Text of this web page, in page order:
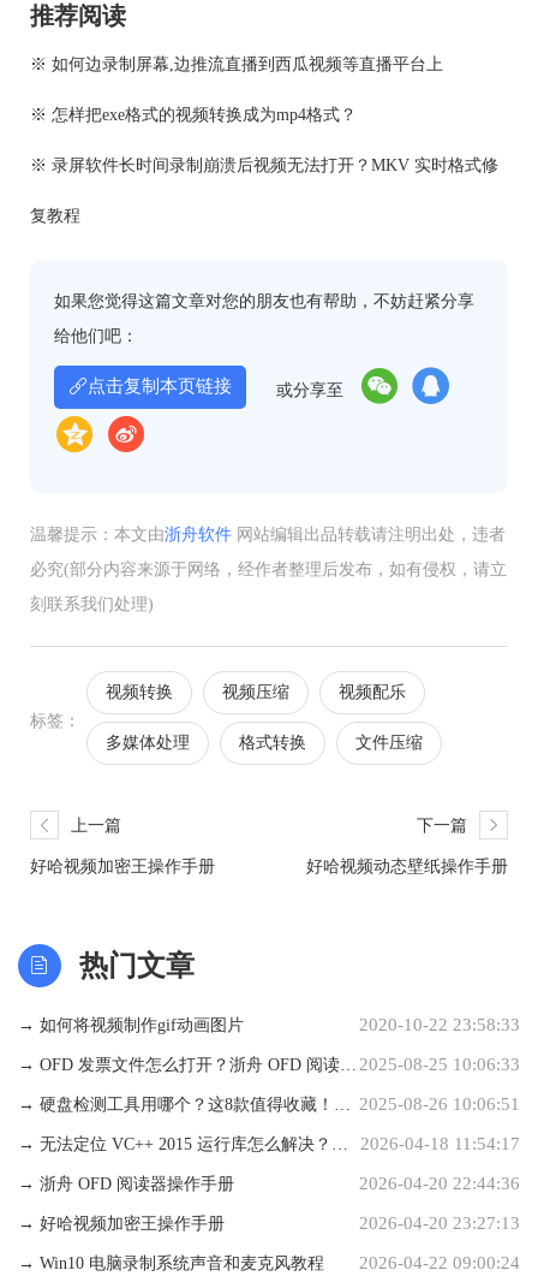
推荐阅读
※ 如何边录制屏幕,边推流直播到西瓜视频等直播平台上
※ 怎样把exe格式的视频转换成为mp4格式？
※ 录屏软件长时间录制崩溃后视频无法打开？MKV 实时格式修
复教程
如果您觉得这篇文章对您的朋友也有帮助，不妨赶紧分享
给他们吧：
点击复制本页链接 或分享至
温馨提示：本文由浙舟软件 网站编辑出品转载请注明出处，违者
必究(部分内容来源于网络，经作者整理后发布，如有侵权，请立
刻联系我们处理)
标签：
视频转换 视频压缩 视频配乐
多媒体处理 格式转换 文件压缩
上一篇
好哈视频加密王操作手册
下一篇
好哈视频动态壁纸操作手册
热门文章
→ 如何将视频制作gif动画图片 2020-10-22 23:58:33
→ OFD 发票文件怎么打开？浙舟 OFD 阅读器
轻松搞定教程
2025-08-25 10:06:33
→ 硬盘检测工具用哪个？这8款值得收藏！告
别数据焦虑，给你的硬盘做个
2025-08-26 10:06:51
→ 无法定位 VC++ 2015 运行库怎么解决？手
动修复步骤详解
2026-04-18 11:54:17
→ 浙舟 OFD 阅读器操作手册 2026-04-20 22:44:36
→ 好哈视频加密王操作手册 2026-04-20 23:27:13
→ Win10 电脑录制系统声音和麦克风教程 2026-04-22 09:00:24